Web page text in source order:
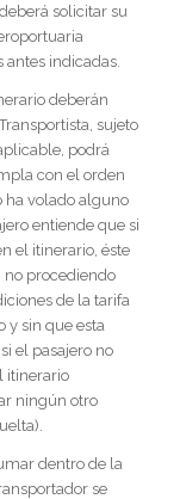
solicitar su
indicadas.
deberán
sujeto
podrá
con el orden
ha volado alguno
entiende que si
el itinerario, éste
no procediendo
de la tarifa
y sin que esta
el pasajero no
itinerario
ningún otro
dentro de la
se